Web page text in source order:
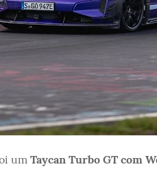
um Taycan Turbo GT com